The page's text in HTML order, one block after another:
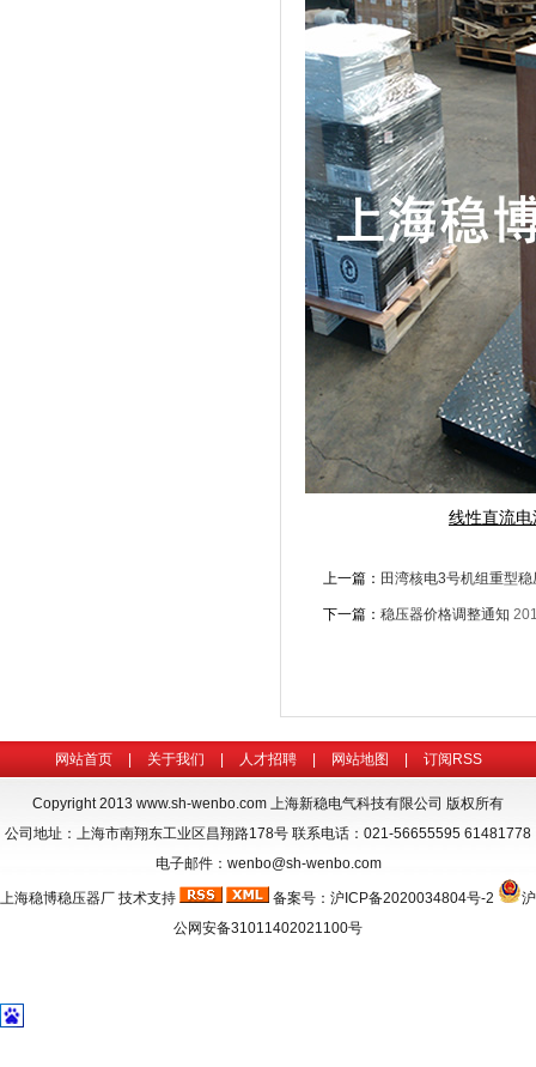
线性直流电
上一篇： 田湾核电3号机组重型
下一篇： 稳压器价格调整通知
网站首页 关于我们 人才招聘 网站地图 订阅RSS
Copyright 2013 www.sh-wenbo.com 上海新稳电气科技有限公司 版权所有
公司地址：上海市南翔东工业区昌翔路178号 联系电话：021-56655595 61481778
电子邮件：wenbo@sh-wenbo.com
上海稳博稳压器厂 技术支持 备案号： 沪ICP备2020034804号-2
沪
公网安备31011402021100号